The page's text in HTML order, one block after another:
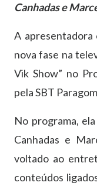
Canhadas e
A
nova fase na
Vik Show” no
pela SBT
No programa,
Canhadas e
voltado ao
conteúdos